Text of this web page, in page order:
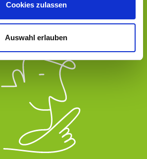
Cookies zulassen
Auswahl erlauben